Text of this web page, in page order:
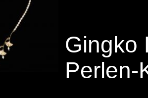
Gingko
Perlen-